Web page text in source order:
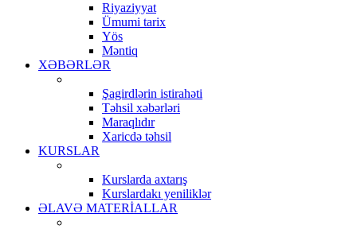
Riyaziyyat
Ümumi tarix
Yös
Məntiq
XƏBƏRLƏR
Şagirdlərin istirahəti
Təhsil xəbərləri
Maraqlıdır
Xaricdə təhsil
KURSLAR
Kurslarda axtarış
Kurslardakı yeniliklər
ƏLAVƏ MATERİALLAR